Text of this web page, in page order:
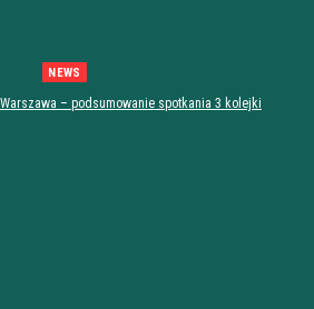
NEWS
– podsumowanie spotkania 3 kolejki